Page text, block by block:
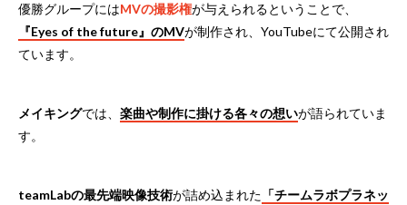
優勝グループにはMVの撮影権が与えられるということで、
『Eyes of the future』のMVが制作され、YouTubeにて公開され
ています。
メイキングでは、 楽曲や制作に掛ける各々の想いが語られていま
す。
teamLabの最先端映像技術が詰め込まれた 「チームラボプラネッ